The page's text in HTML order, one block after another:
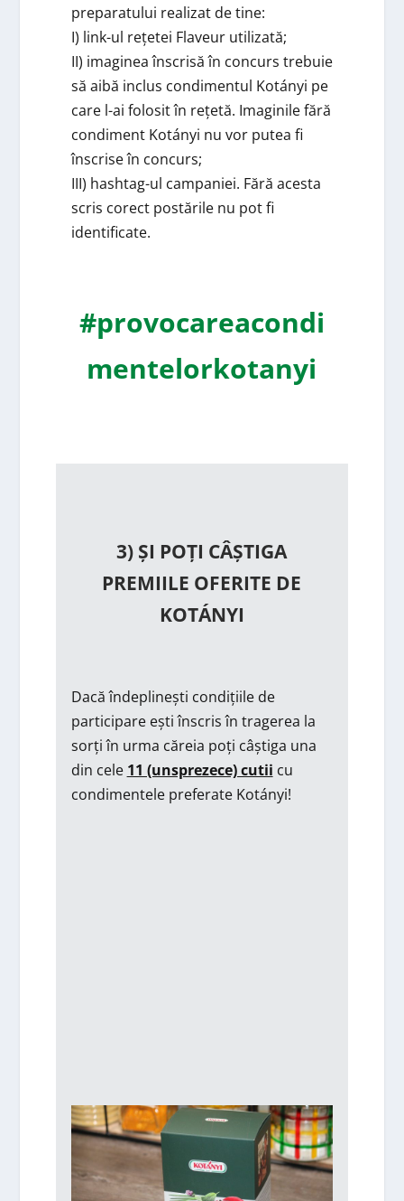
preparatului realizat de tine:
I) link-ul rețetei Flaveur utilizată;
II) imaginea înscrisă în concurs trebuie
să aibă inclus condimentul Kotányi pe
care l-ai folosit în rețetă. Imaginile fără
condiment Kotányi nu vor putea fi
înscrise în concurs;
III) hashtag-ul campaniei. Fără acesta
scris corect postările nu pot fi
identificate.
#provocareacondi
mentelorkotanyi
3) ȘI POȚI CÂȘTIGA
PREMIILE OFERITE DE
KOTÁNYI
Dacă îndeplinești condițiile de
participare ești înscris în tragerea la
sorți în urma căreia poți câștiga una
din cele 11 (unsprezece) cutii cu
condimentele preferate Kotányi!